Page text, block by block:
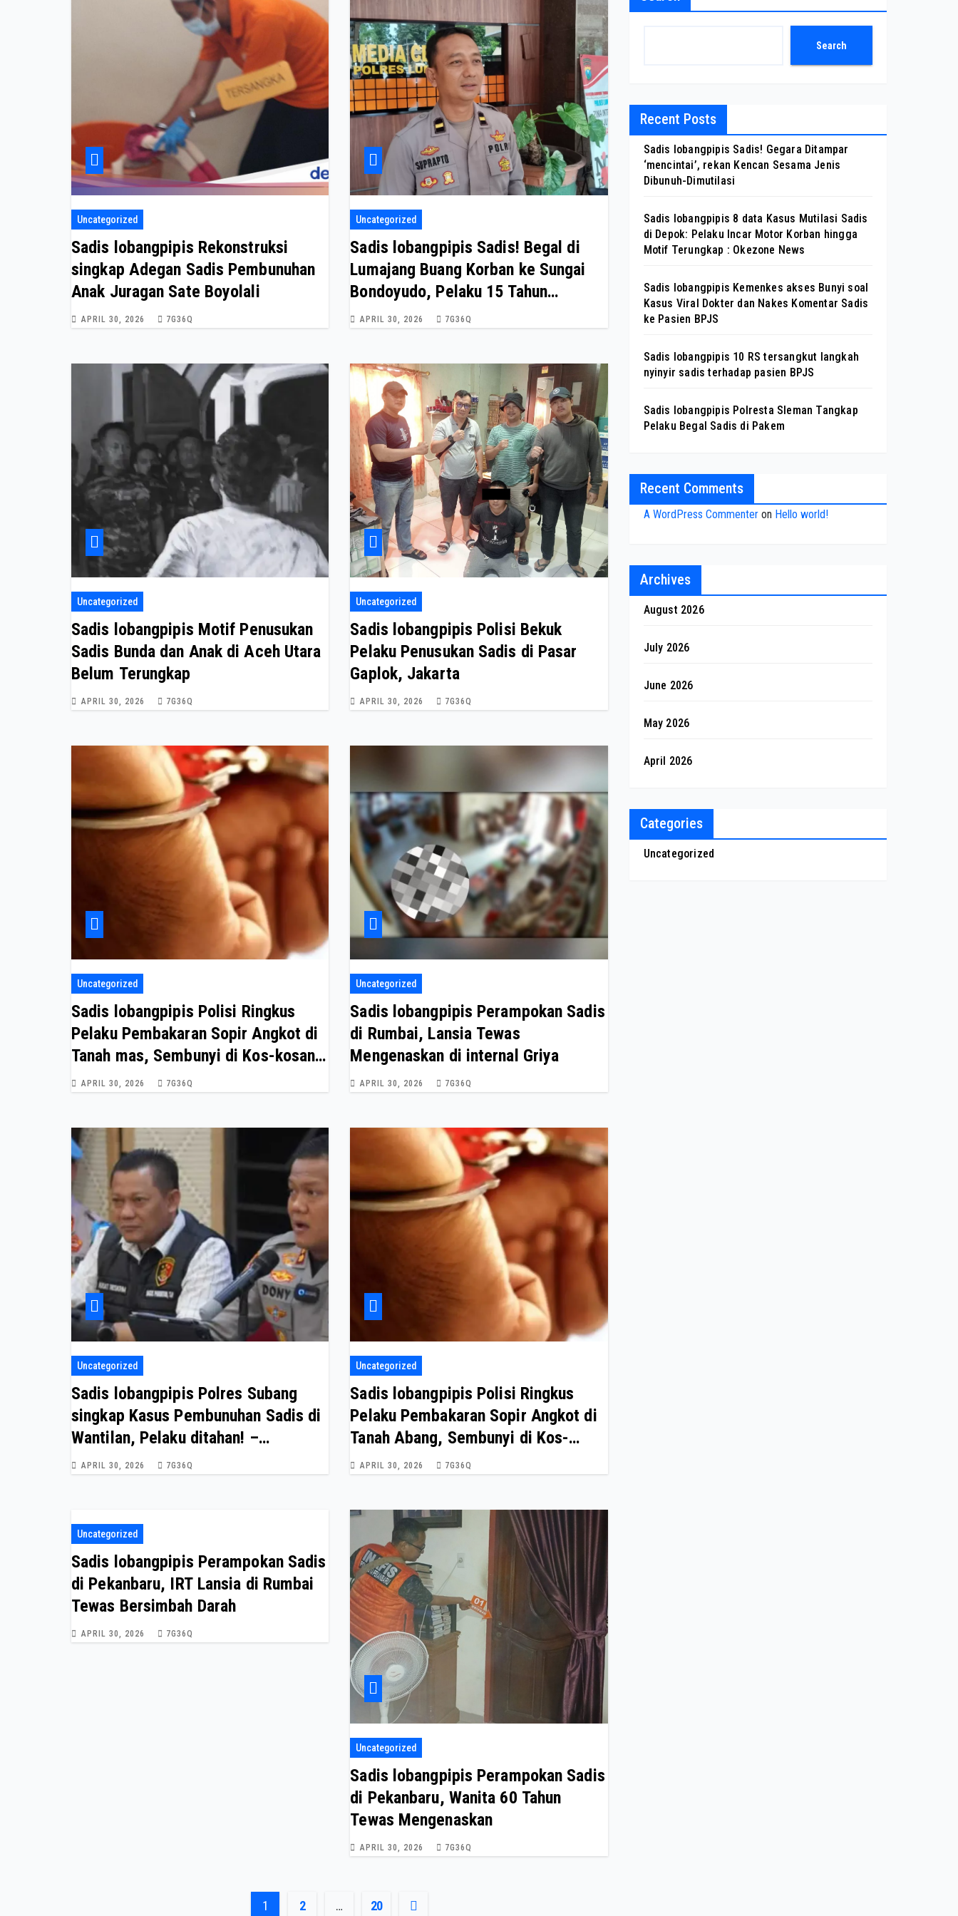
Uncategorized
Sadis lobangpipis Rekonstruksi
singkap Adegan Sadis Pembunuhan
Anak Juragan Sate Boyolali
APRIL 30, 2026 7G36Q
Uncategorized
Sadis lobangpipis Sadis! Begal di
Lumajang Buang Korban ke Sungai
Bondoyudo, Pelaku 15 Tahun
diamankan
APRIL 30, 2026 7G36Q
Uncategorized
Sadis lobangpipis Motif Penusukan
Sadis Bunda dan Anak di Aceh Utara
Belum Terungkap
APRIL 30, 2026 7G36Q
Uncategorized
Sadis lobangpipis Polisi Bekuk
Pelaku Penusukan Sadis di Pasar
Gaplok, Jakarta
APRIL 30, 2026 7G36Q
Uncategorized
Sadis lobangpipis Polisi Ringkus
Pelaku Pembakaran Sopir Angkot di
Tanah mas, Sembunyi di Kos-kosan
Usai Beraksi Sadis
APRIL 30, 2026 7G36Q
Uncategorized
Sadis lobangpipis Perampokan Sadis
di Rumbai, Lansia Tewas
Mengenaskan di internal Griya
APRIL 30, 2026 7G36Q
Uncategorized
Sadis lobangpipis Polres Subang
singkap Kasus Pembunuhan Sadis di
Wantilan, Pelaku ditahan! –
Tribratanews Polda Jabar
APRIL 30, 2026 7G36Q
Uncategorized
Sadis lobangpipis Polisi Ringkus
Pelaku Pembakaran Sopir Angkot di
Tanah Abang, Sembunyi di Kos-
kosan Usai Beraksi Sadis
APRIL 30, 2026 7G36Q
Uncategorized
Sadis lobangpipis Perampokan Sadis
di Pekanbaru, IRT Lansia di Rumbai
Tewas Bersimbah Darah
APRIL 30, 2026 7G36Q
Uncategorized
Sadis lobangpipis Perampokan Sadis
di Pekanbaru, Wanita 60 Tahun
Tewas Mengenaskan
APRIL 30, 2026 7G36Q
Posts
1 2 … 20
Search
Recent Posts
Sadis lobangpipis Sadis! Gegara Ditampar
‘mencintai’, rekan Kencan Sesama Jenis
Dibunuh-Dimutilasi
Sadis lobangpipis 8 data Kasus Mutilasi Sadis
di Depok: Pelaku Incar Motor Korban hingga
Motif Terungkap : Okezone News
Sadis lobangpipis Kemenkes akses Bunyi soal
Kasus Viral Dokter dan Nakes Komentar Sadis
ke Pasien BPJS
Sadis lobangpipis 10 RS tersangkut langkah
nyinyir sadis terhadap pasien BPJS
Sadis lobangpipis Polresta Sleman Tangkap
Pelaku Begal Sadis di Pakem
Recent Comments
A WordPress Commenteron Hello world!
Archives
August 2026
July 2026
June 2026
May 2026
April 2026
Categories
Uncategorized